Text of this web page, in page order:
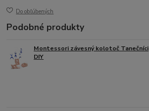
Do obľúbených
Podobné produkty
Montessori závesný kolotoč Tanečníci
DIY